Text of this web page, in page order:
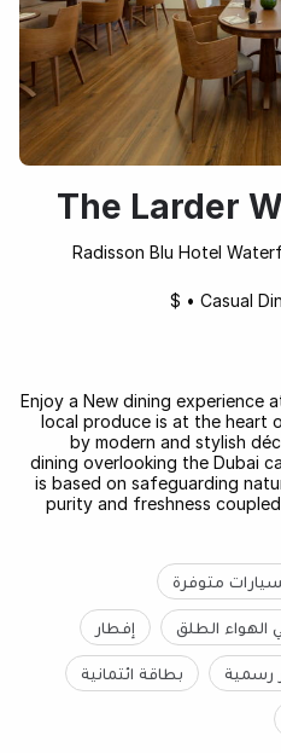
The Larder
Radisson Blu Hotel
Casual
•
$
Enjoy a New dining experience
local produce is at the heart
by modern and stylish
dining overlooking the Dubai
is based on safeguarding
purity and freshness
متوفرة
الطلق إفطار
رسمية بطاقة ائتمانية